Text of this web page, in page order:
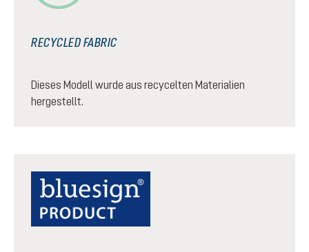
RECYCLED FABRIC
Dieses Modell wurde aus recycelten Materialien
hergestellt.